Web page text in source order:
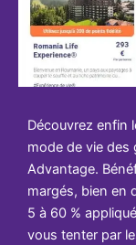
Découvrez enfin
mode de vie des
Advantage.
margés, bien en
5 à 60 %
vous tenter par